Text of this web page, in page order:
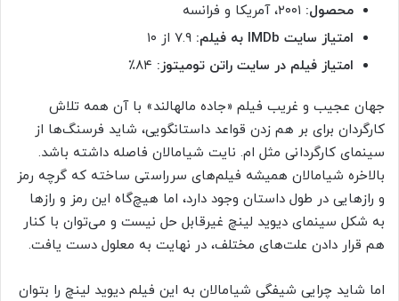
محصول:
امتیاز سایت IMDb به فیلم:
امتیاز فیلم در سایت راتن تومیتوز:
جهان عجیب و غریب فیلم «جاده مالهالند» با آن همه تلاش
کارگردان برای بر هم زدن قواعد داستانگویی، شاید فرسنگ‌ها از
سینمای کارگردانی مثل ام. نایت شیامالان فاصله داشته باشد.
بالاخره شیامالان همیشه فیلم‌های سرراستی ساخته که گرچه رمز
و رازهایی در طول داستان وجود دارد، اما هیچ‌گاه این رمز و رازها
به شکل سینمای دیوید لینچ غیرقابل حل نیست و می‌توان با کنار
هم قرار دادن علت‌های مختلف، در نهایت به معلول دست یافت.
اما شاید چرایی شیفگی شیامالان به این فیلم دیوید لینچ را بتوان